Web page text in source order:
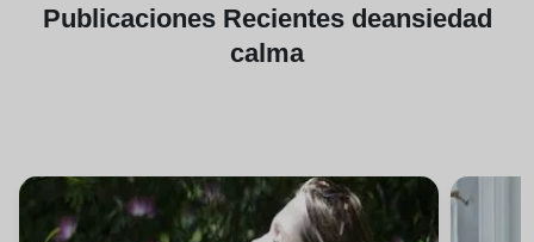
Publicaciones Recientes deansiedad
calma